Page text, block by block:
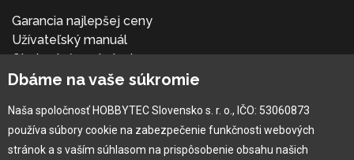
Garancia najlepšej ceny
Užívateľský manuál
Obchodné podmienky
Zákazník & partner
Novinky
Dbáme na vaše súkromie
Naša spoločnosť HOBBYTEC Slovensko s. r. o., IČO: 53060873
používa súbory cookie na zabezpečenie funkčnosti webových
stránok a s vaším súhlasom na prispôsobenie obsahu našich